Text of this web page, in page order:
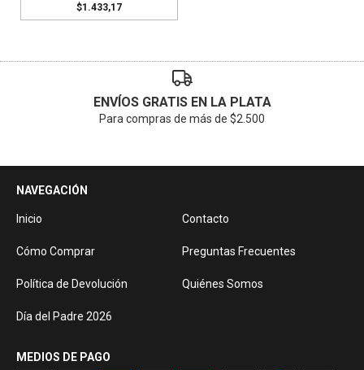
$1.433,17
ENVÍOS GRATIS EN LA PLATA
Para compras de más de $2.500
NAVEGACIÓN
Inicio Contacto
Cómo Comprar Preguntas Frecuentes
Política de Devolución Quiénes Somos
Día del Padre 2026
MEDIOS DE PAGO